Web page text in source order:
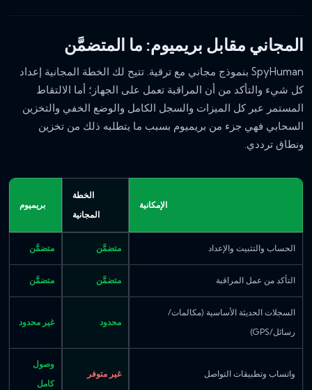
المجاني مقابل بريميوم: ما المتضمَّن
SpyHuman بنموذج مجاني مع ترقية. تتيح لك الخطة المجانية إعداد
كل شيء والتأكد من أن المراقبة تعمل على الجهاز؛ أما الالتقاط
المستمر عبر كل الميزات والسجل الكامل والوضع الخفي والتخزين
السحابي فهي جزء من بريميوم بسبب ما يتطلبه ذلك من تخزين
ونطاق ترددي.
الإمكانية
الخطة
المجانية
بريميوم
الحساب والتثبيت والإعداد متضمَّن متضمَّن
التأكد من عمل المراقبة متضمَّن متضمَّن
السجلات الحديثة الأساسية (مكالمات/
رسائل/GPS)
محدود غير محدود
واتساب وتطبيقات التواصل غير متوفر
وصول
كامل